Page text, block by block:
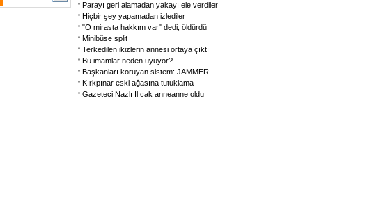
Parayı geri alamadan yakayı ele verdiler
Hiçbir şey yapamadan izlediler
"O mirasta hakkım var" dedi, öldürdü
Minibüse split
Terkedilen ikizlerin annesi ortaya çıktı
Bu imamlar neden uyuyor?
Başkanları koruyan sistem: JAMMER
Kırkpınar eski ağasına tutuklama
Gazeteci Nazlı Ilıcak anneanne oldu